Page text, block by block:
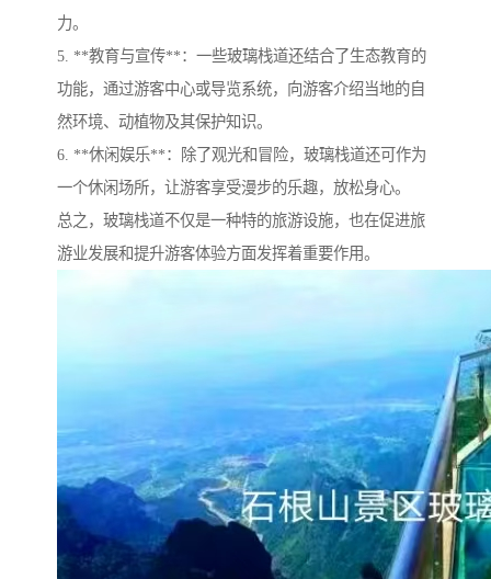
力。
5. **教育与宣传**：一些玻璃栈道还结合了生态教育的
功能，通过游客中心或导览系统，向游客介绍当地的自
然环境、动植物及其保护知识。
6. **休闲娱乐**：除了观光和冒险，玻璃栈道还可作为
一个休闲场所，让游客享受漫步的乐趣，放松身心。
总之，玻璃栈道不仅是一种特的旅游设施，也在促进旅
游业发展和提升游客体验方面发挥着重要作用。